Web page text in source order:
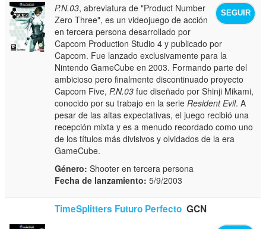
SEGUIR
P.N.03, abreviatura de "Product Number
Zero Three", es un videojuego de acción
en tercera persona desarrollado por
Capcom Production Studio 4 y publicado por
Capcom. Fue lanzado exclusivamente para la
Nintendo GameCube en 2003. Formando parte del
ambicioso pero finalmente discontinuado proyecto
Capcom Five,P.N.03 fue diseñado por Shinji Mikami,
conocido por su trabajo en la serie Resident Evil. A
pesar de las altas expectativas, el juego recibió una
recepción mixta y es a menudo recordado como uno
de los títulos más divisivos y olvidados de la era
GameCube.
Género: Shooter en tercera persona
Fecha de lanzamiento: 5/9/2003
TimeSplitters Futuro Perfecto GCN